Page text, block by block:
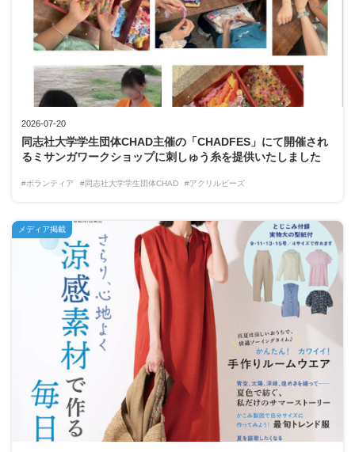
2026-07-20
同志社大学学生団体CHAD主催の「CHADFES」にて開催され
るミサンガワークショップに刺しゅう糸を提供いたしました
#ボランティア #同志社大学学生団体CHAD #アクリルビーズ
メディア掲載